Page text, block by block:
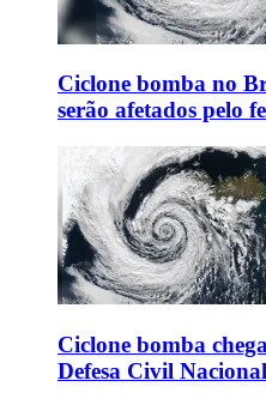
Ciclone bomba no
serão afetados pelo
Ciclone bomba
Defesa Civil